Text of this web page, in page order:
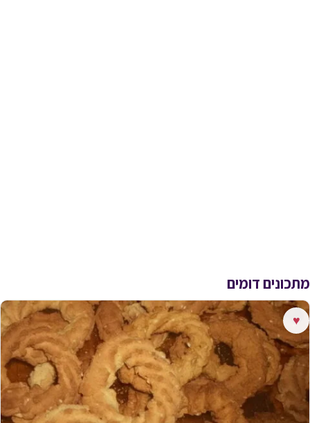
מתכונים דומים
♥